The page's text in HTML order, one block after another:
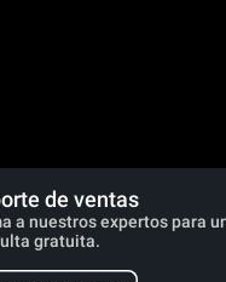
de ventas
a nuestros expertos para
gratuita.